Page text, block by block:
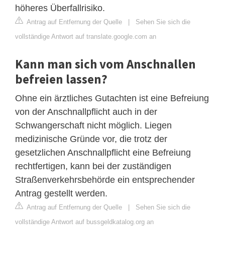
höheres Überfallrisiko.
Antrag auf Entfernung der Quelle | Sehen Sie sich die
vollständige Antwort auf translate.google.com an
Kann man sich vom Anschnallen
befreien lassen?
Ohne ein ärztliches Gutachten ist eine Befreiung
von der Anschnallpflicht auch in der
Schwangerschaft nicht möglich. Liegen
medizinische Gründe vor, die trotz der
gesetzlichen Anschnallpflicht eine Befreiung
rechtfertigen, kann bei der zuständigen
Straßenverkehrsbehörde ein entsprechender
Antrag gestellt werden.
Antrag auf Entfernung der Quelle | Sehen Sie sich die
vollständige Antwort auf bussgeldkatalog.org an